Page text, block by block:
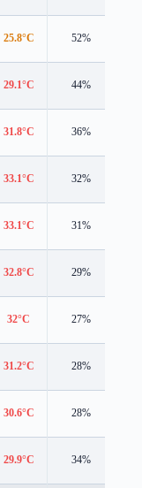
25.8°C 52%
29.1°C 44%
31.8°C 36%
33.1°C 32%
33.1°C 31%
32.8°C 29%
32°C 27%
31.2°C 28%
30.6°C 28%
29.9°C 34%